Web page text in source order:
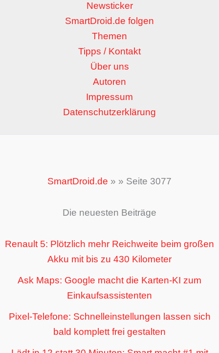
Newsticker
SmartDroid.de folgen
Themen
Tipps / Kontakt
Über uns
Autoren
Impressum
Datenschutzerklärung
SmartDroid.de » » Seite 3077
Die neuesten Beiträge
Renault 5: Plötzlich mehr Reichweite beim großen
Akku mit bis zu 430 Kilometer
Ask Maps: Google macht die Karten-KI zum
Einkaufsassistenten
Pixel-Telefone: Schnelleinstellungen lassen sich
bald komplett frei gestalten